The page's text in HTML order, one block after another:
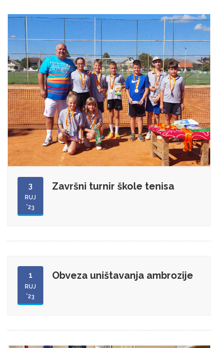
3
RUJ
'23
Završni turnir škole tenisa
1
RUJ
'23
Obveza uništavanja ambrozije